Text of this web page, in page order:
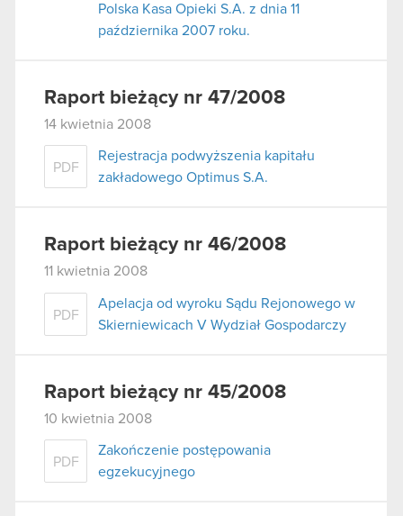
Polska Kasa Opieki S.A. z dnia 11
października 2007 roku.
Raport bieżący nr 47/2008
14 kwietnia 2008
PDF
Rejestracja podwyższenia kapitału
zakładowego Optimus S.A.
Raport bieżący nr 46/2008
11 kwietnia 2008
PDF
Apelacja od wyroku Sądu Rejonowego w
Skierniewicach V Wydział Gospodarczy
Raport bieżący nr 45/2008
10 kwietnia 2008
PDF
Zakończenie postępowania
egzekucyjnego